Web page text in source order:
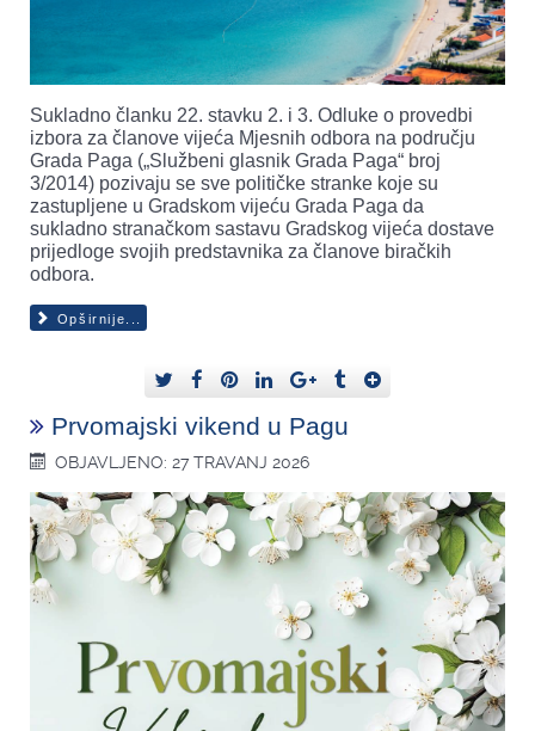
Sukladno članku 22. stavku 2. i 3. Odluke o provedbi
izbora za članove vijeća Mjesnih odbora na području
Grada Paga („Službeni glasnik Grada Paga“ broj
3/2014) pozivaju se sve političke stranke koje su
zastupljene u Gradskom vijeću Grada Paga da
sukladno stranačkom sastavu Gradskog vijeća dostave
prijedloge svojih predstavnika za članove biračkih
odbora.
Opširnije...
Prvomajski vikend u Pagu
OBJAVLJENO: 27 TRAVANJ 2026